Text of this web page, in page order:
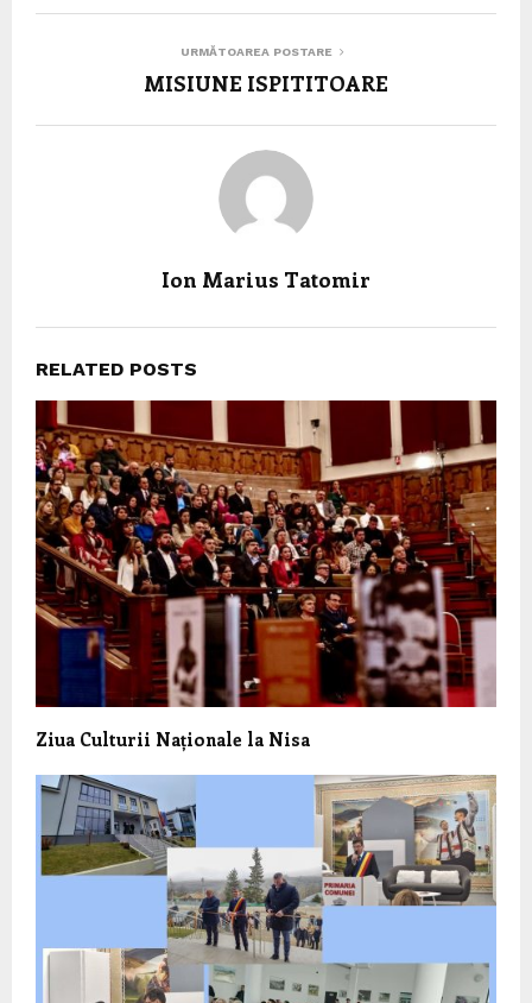
URMĂTOAREA POSTARE
MISIUNE ISPITITOARE
Ion Marius Tatomir
RELATED POSTS
Ziua Culturii Naționale la Nisa